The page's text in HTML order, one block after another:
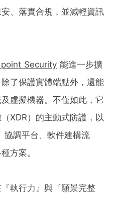
、落實合規，並減輕資訊
Security 能進一步擴
了保護實體端點外，還能
虛擬機器。不僅如此，它
XDR）的主動式防護，以
協調平台、軟件建構流
方案。
執行力』與『願景完整